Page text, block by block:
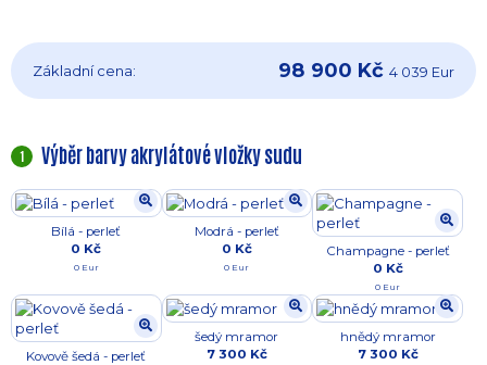
Základní cena: 98 900 Kč 4 039 Eur
1 Výběr barvy akrylátové vložky sudu
Bílá - perleť
0 Kč
0 Eur
Modrá - perleť
0 Kč
0 Eur
Champagne - perleť
0 Kč
0 Eur
Kovově šedá - perleť
šedý mramor
7 300 Kč
hnědý mramor
7 300 Kč